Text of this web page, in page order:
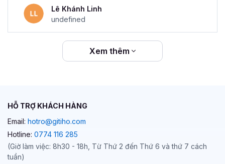
Lê Khánh Linh
undefined
Xem thêm
HỖ TRỢ KHÁCH HÀNG
Email: hotro@gitiho.com
Hotline: 0774 116 285
(Giờ làm việc: 8h30 - 18h, Từ Thứ 2 đến Thứ 6 và thứ 7 cách
tuần)